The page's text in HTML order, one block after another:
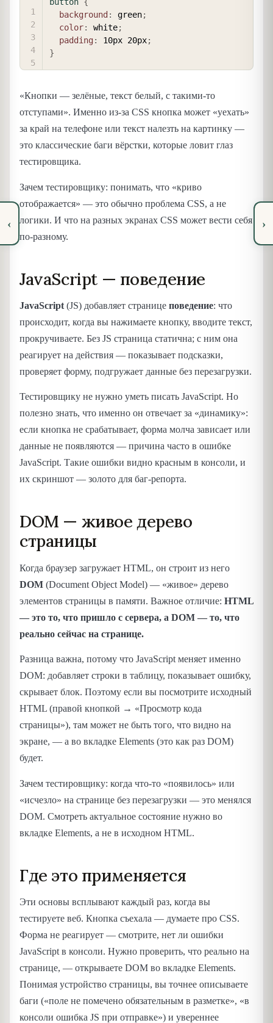
‹
background : green;
color: white;
padding: 10px 20px;
}
«Кнопки — зелёные, текст белый, с такими-то
отступами». Именно из-за CSS кнопка может «уехать»
за край на телефоне или текст налезть на картинку —
это классические баги вёрстки, которые ловит глаз
тестировщика.
Зачем тестировщику: понимать, что «криво
отображается» — это обычно проблема CSS, а не
логики. И что на разных экранах CSS может вести себя
по-разному.
JavaScript — поведение
JavaScript (JS) добавляет странице поведение: что
происходит, когда вы нажимаете кнопку, вводите текст,
прокручиваете. Без JS страница статична; с ним она
реагирует на действия — показывает подсказки,
проверяет форму, подгружает данные без перезагрузки.
Тестировщику не нужно уметь писать JavaScript. Но
полезно знать, что именно он отвечает за «динамику»:
если кнопка не срабатывает, форма молча зависает или
данные не появляются — причина часто в ошибке
JavaScript. Такие ошибки видно красным в консоли, и
их скриншот — золото для баг-репорта.
DOM — живое дерево
страницы
Когда браузер загружает HTML, он строит из него
DOM (Document Object Model) — «живое» дерево
элементов страницы в памяти. Важное отличие: HTML
— это то, что пришло с сервера, а DOM — то, что
реально сейчас на странице.
Разница важна, потому что JavaScript меняет именно
DOM: добавляет строки в таблицу, показывает ошибку,
скрывает блок. Поэтому если вы посмотрите исходный
HTML (правой кнопкой → «Просмотр кода
страницы»), там может не быть того, что видно на
экране, — а во вкладке Elements (это как раз DOM)
будет.
Зачем тестировщику: когда что-то «появилось» или
«исчезло» на странице без перезагрузки — это менялся
DOM. Смотреть актуальное состояние нужно во
вкладке Elements, а не в исходном HTML.
Где это применяется
Эти основы всплывают каждый раз, когда вы
тестируете веб. Кнопка съехала — думаете про CSS.
Форма не реагирует — смотрите, нет ли ошибки
JavaScript в консоли. Нужно проверить, что реально на
странице, — открываете DOM во вкладке Elements.
Понимая устройство страницы, вы точнее описываете
баги («поле не помечено обязательным в разметке», «в
консоли ошибка JS при отправке») и увереннее
›